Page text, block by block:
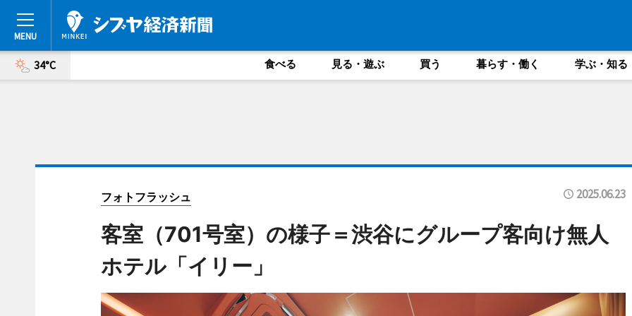
34°C 食べる 見る・遊ぶ 買う 暮らす・働く 学ぶ・知る
フォトフラッシュ 2025.06.23
客室（701号室）の様子＝渋谷にグループ客向け無人
ホテル「イリー」